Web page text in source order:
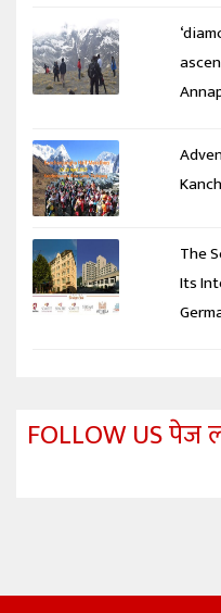
The
Its
FOLLOW US पेज